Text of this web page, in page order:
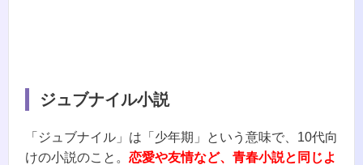
ジュブナイル小説
「ジュブナイル」は「少年期」という意味で、10代向
けの小説のこと。 恋愛や友情など、青春小説と同じよ